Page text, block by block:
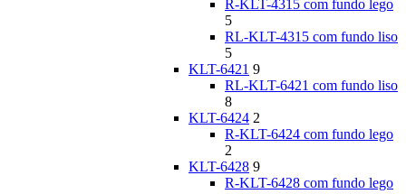
R-KLT-4315 com fundo lego
5
RL-KLT-4315 com fundo liso
5
KLT-6421 9
RL-KLT-6421 com fundo liso
8
KLT-6424 2
R-KLT-6424 com fundo lego
2
KLT-6428 9
R-KLT-6428 com fundo lego